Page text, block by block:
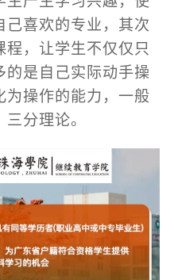
己喜欢的专业，其次
，让学生不仅仅只
的是自己实际动手操
为操作的能力，一般
分理论。